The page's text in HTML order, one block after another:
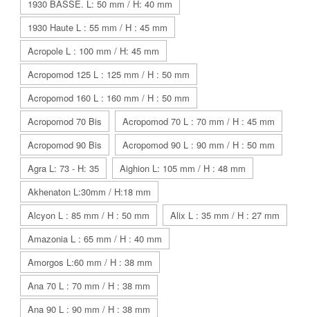
1930 BASSE. L: 50 mm / H: 40 mm
1930 Haute L : 55 mm / H : 45 mm
Acropole L : 100 mm / H: 45 mm
Acropomod 125 L : 125 mm / H : 50 mm
Acropomod 160 L : 160 mm / H : 50 mm
Acropomod 70 Bis
Acropomod 70 L : 70 mm / H : 45 mm
Acropomod 90 Bis
Acropomod 90 L : 90 mm / H : 50 mm
Agra L: 73 - H: 35
Aighion L: 105 mm / H : 48 mm
Akhenaton L:30mm / H:18 mm
Alcyon L : 85 mm / H : 50 mm
Alix L : 35 mm / H : 27 mm
Amazonia L : 65 mm / H : 40 mm
Amorgos L:60 mm / H : 38 mm
Ana 70 L : 70 mm / H : 38 mm
Ana 90 L : 90 mm / H : 38 mm